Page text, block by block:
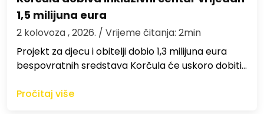
1,5 milijuna eura
2 kolovoza , 2026. / Vrijeme čitanja: 2min
Projekt za djecu i obitelji dobio 1,3 milijuna eura
bespovratnih sredstava Korčula će uskoro dobiti…
Pročitaj više